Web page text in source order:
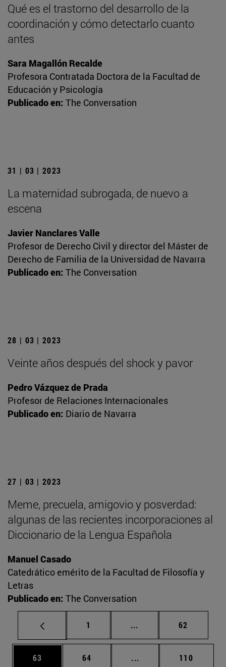
Qué es el trastorno del desarrollo de la
coordinación y cómo detectarlo cuanto
antes
Sara Magallón Recalde
Profesora Contratada Doctora de la Facultad de
Educación y Psicología
Publicado en: The Conversation
31 | 03 | 2023
La maternidad subrogada, de nuevo a
escena
Javier Nanclares Valle
Profesor de Derecho Civil y director del Máster de
Derecho de Familia de la Universidad de Navarra
Publicado en: The Conversation
28 | 03 | 2023
Veinte años después del shock y pavor
Pedro Vázquez de Prada
Profesor de Relaciones Internacionales
Publicado en: Diario de Navarra
27 | 03 | 2023
Meme, precuela, amigovio y posverdad:
algunas de las recientes incorporaciones al
Diccionario de la Lengua Española
Manuel Casado
Catedrático emérito de la Facultad de Filosofía y
Letras
Publicado en: The Conversation
Página
1 ... Páginas intermedias
Página
62
Página
63 Página
64 ... Páginas intermedias
Página
110